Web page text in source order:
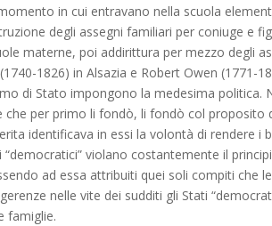
in cui entravano nella scuola
degli assegni familiari per coniuge e
materne, poi addirittura per mezzo degli
1826) in Alsazia e Robert Owen
di Stato impongono la medesima
che per primo li fondò, li fondò col
identificava in essi la volontà di rendere i
“democratici” violano costantemente il
ad essa attribuiti quei soli compiti
nelle vite dei sudditi gli Stati
famiglie.